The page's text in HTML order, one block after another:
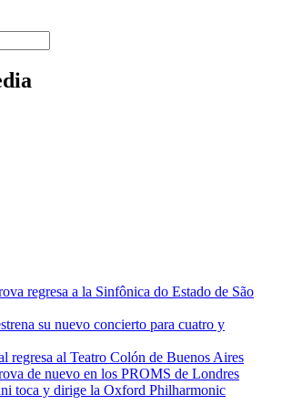
regresa a la Sinfônica do Estado de São
su nuevo concierto para cuatro y
regresa al Teatro Colón de Buenos Aires
de nuevo en los PROMS de Londres
toca y dirige la Oxford Philharmonic